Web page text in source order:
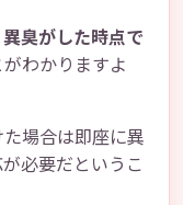
異臭がした時点で
わかりますよ
場合は即座に異
必要だというこ